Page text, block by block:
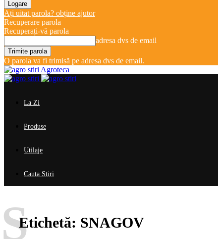
Ați uitat parola? obține ajutor
Recuperare parola
Recuperați-vă parola
adresa dvs de email
O parola va fi trimisă pe adresa dvs de email.
Agroteca
La Zi
Produse
Utilaje
Cauta Stiri
Etichetă: SNAGOV
S